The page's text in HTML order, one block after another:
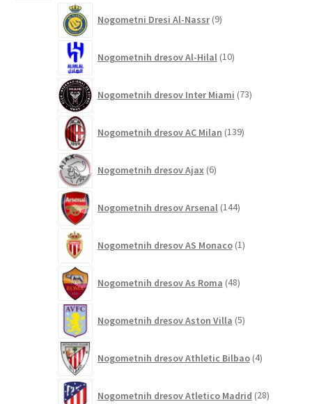
Nogometni Dresi Al-Nassr 9izdelkov
Nogometnih dresov Al-Hilal 10izdelkov
Nogometnih dresov Inter Miami 73izdelkov
Nogometnih dresov AC Milan 139izdelkov
Nogometnih dresov Ajax 6izdelkov
Nogometnih dresov Arsenal 144izdelkov
Nogometnih dresov AS Monaco 1izdelek
Nogometnih dresov As Roma 48izdelkov
Nogometnih dresov Aston Villa 5izdelkov
Nogometnih dresov Athletic Bilbao 4izdelki
Nogometnih dresov Atletico Madrid 28izdelkov